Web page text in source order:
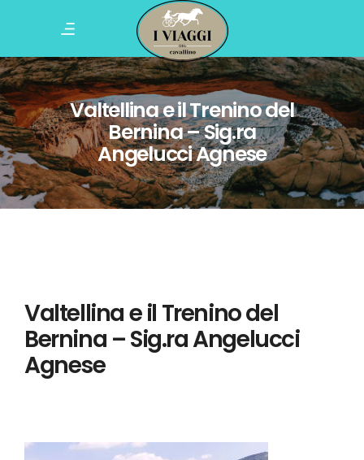
Valtellina e il Trenino del
Bernina – Sig.ra
Angelucci Agnese
Valtellina e il Trenino del
Bernina – Sig.ra Angelucci
Agnese